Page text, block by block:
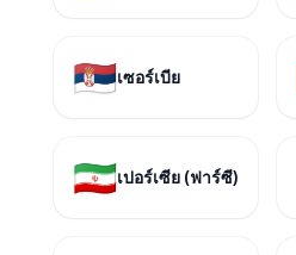
🇷🇸เซอร์เบีย
🇮🇷เปอร์เซีย (ฟาร์ซี)